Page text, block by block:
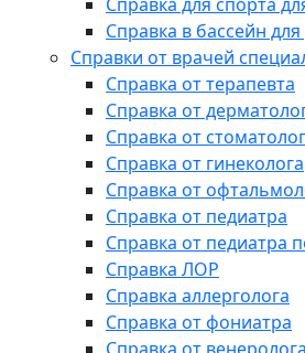
Справка в бассейн для
Справки от врачей
Справка от терапевта
Справка от
Справка от
Справка от гинеколога
Справка от
Справка от педиатра
Справка от педиатра
Справка ЛОР
Справка аллерголога
Справка от фониатра